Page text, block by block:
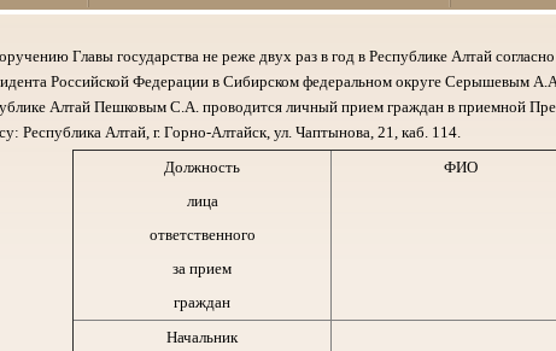
Главы государства не реже двух раз в год в Республике Алтай
Российской Федерации в Сибирском федеральном округе Серышевым
Алтай Пешковым С.А. проводится личный прием граждан в приемной
Республика Алтай, г. Горно-Алтайск, ул. Чаптынова, 21, каб. 114.
Должность
лица
ответственного
за прием
граждан
ФИО
Начальник